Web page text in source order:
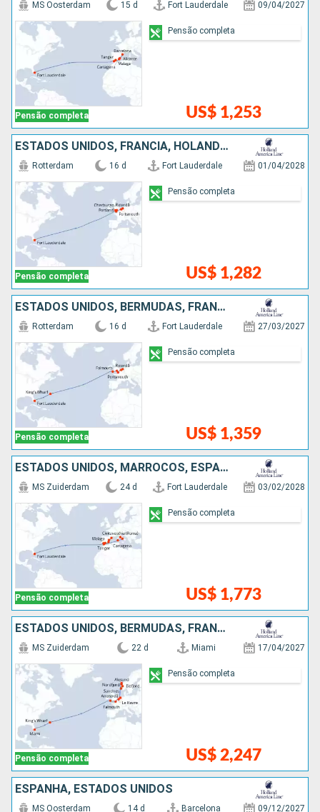
Pensão completa
MS Oosterdam 15 d Fort Lauderdale 09/04/2027
US$ 1,253
Pensão completa
ESTADOS UNIDOS, FRANCIA, HOLANDA, BÉLGICA
Pensão completa
Rotterdam 16 d Fort Lauderdale 01/04/2028
US$ 1,282
Pensão completa
ESTADOS UNIDOS, BERMUDAS, FRANCIA, BÉLGICA, HOLANDA
Pensão completa
Rotterdam 16 d Fort Lauderdale 27/03/2027
US$ 1,359
Pensão completa
ESTADOS UNIDOS, MARROCOS, ESPANHA, ITÁLIA
Pensão completa
MS Zuiderdam 24 d Fort Lauderdale 03/02/2028
US$ 1,773
Pensão completa
ESTADOS UNIDOS, BERMUDAS, FRANCIA, BÉLGICA, NORUEGA, HOLANDA
Pensão completa
MS Zuiderdam 22 d Miami 17/04/2027
US$ 2,247
Pensão completa
ESPANHA, ESTADOS UNIDOS
MS Oosterdam 14 d Barcelona 09/12/2027